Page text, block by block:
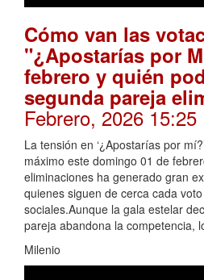
Cómo van las
"¿Apostarías por
febrero y quién
segunda pareja
Febrero, 2026 15:25
La tensión en ‘¿Apostarías por
máximo este domingo 01 de
eliminaciones ha generado gran
quienes siguen de cerca cada
sociales.Aunque la gala estelar
pareja abandona la competencia,
Milenio